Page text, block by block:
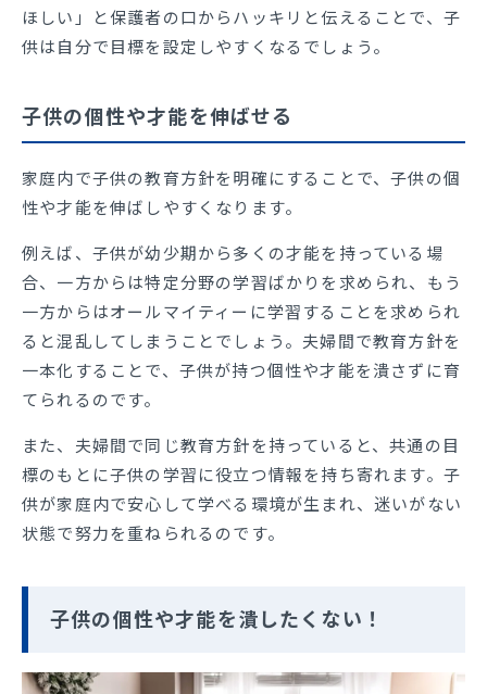
ほしい」と保護者の口からハッキリと伝えることで、子
供は自分で目標を設定しやすくなるでしょう。
子供の個性や才能を伸ばせる
家庭内で子供の教育方針を明確にすることで、子供の個
性や才能を伸ばしやすくなります。
例えば、子供が幼少期から多くの才能を持っている場
合、一方からは特定分野の学習ばかりを求められ、もう
一方からはオールマイティーに学習することを求められ
ると混乱してしまうことでしょう。夫婦間で教育方針を
一本化することで、子供が持つ個性や才能を潰さずに育
てられるのです。
また、夫婦間で同じ教育方針を持っていると、共通の目
標のもとに子供の学習に役立つ情報を持ち寄れます。子
供が家庭内で安心して学べる環境が生まれ、迷いがない
状態で努力を重ねられるのです。
子供の個性や才能を潰したくない！